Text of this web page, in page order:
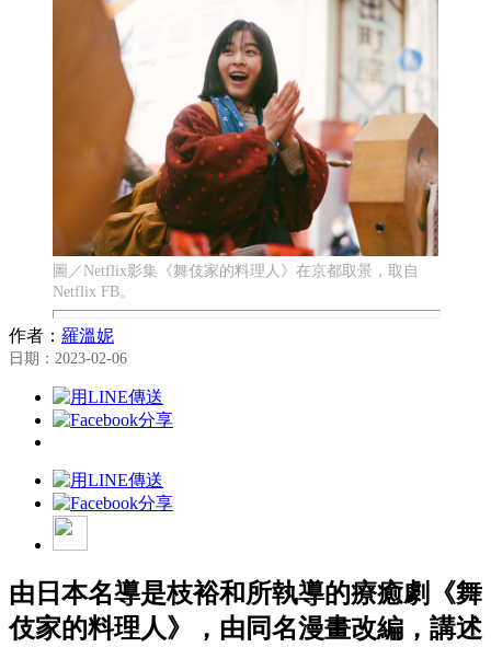
圖／Netflix影集《舞伎家的料理人》在京都取景，取自
Netflix FB。
作者： 羅溫妮
日期：2023-02-06
由日本名導是枝裕和所執導的療癒劇《舞
伎家的料理人》，由同名漫畫改編，講述